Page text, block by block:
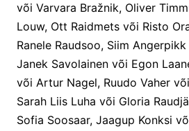
või Varvara Bražnik, Oliver
Louw, Ott Raidmets või Risto
Ranele Raudsoo, Siim
Janek Savolainen või Egon
või Artur Nagel, Ruudo Vaher
Sarah Liis Luha või Gloria
Sofia Soosaar, Jaagup Konksi